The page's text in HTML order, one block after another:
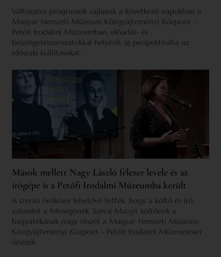
Változatos programok zajlanak a következő napokban a
Magyar Nemzeti Múzeum Közgyűjteményi Központ –
Petőfi Irodalmi Múzeumban, előadás- és
beszélgetéssorozatokkal helyezik új perspektívába az
időszaki kiállításokat.
Mások mellett Nagy László félezer levele és az
írógépe is a Petőfi Irodalmi Múzeumba került
A szerző örökösei lehetővé tették, hogy a költő és író,
valamint a feleségének, Szécsi Margit költőnek a
hagyatékának nagy részét a Magyar Nemzeti Múzeum
Közgyűjteményi Központ - Petőfi Irodalmi Múzeumban
őrizzék.